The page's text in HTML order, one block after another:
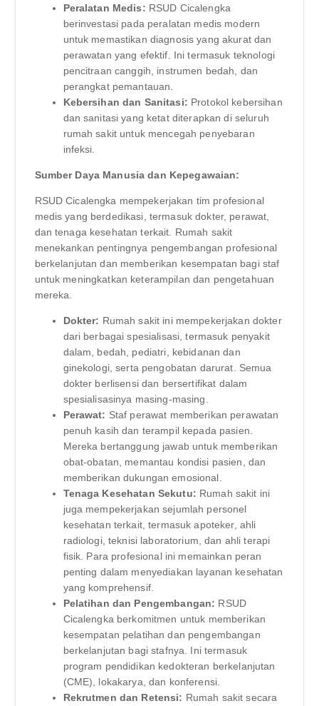
Peralatan Medis: RSUD Cicalengka
berinvestasi pada peralatan medis modern
untuk memastikan diagnosis yang akurat dan
perawatan yang efektif. Ini termasuk teknologi
pencitraan canggih, instrumen bedah, dan
perangkat pemantauan.
Kebersihan dan Sanitasi: Protokol kebersihan
dan sanitasi yang ketat diterapkan di seluruh
rumah sakit untuk mencegah penyebaran
infeksi.
Sumber Daya Manusia dan Kepegawaian:
RSUD Cicalengka mempekerjakan tim profesional
medis yang berdedikasi, termasuk dokter, perawat,
dan tenaga kesehatan terkait. Rumah sakit
menekankan pentingnya pengembangan profesional
berkelanjutan dan memberikan kesempatan bagi staf
untuk meningkatkan keterampilan dan pengetahuan
mereka.
Dokter: Rumah sakit ini mempekerjakan dokter
dari berbagai spesialisasi, termasuk penyakit
dalam, bedah, pediatri, kebidanan dan
ginekologi, serta pengobatan darurat. Semua
dokter berlisensi dan bersertifikat dalam
spesialisasinya masing-masing.
Perawat: Staf perawat memberikan perawatan
penuh kasih dan terampil kepada pasien.
Mereka bertanggung jawab untuk memberikan
obat-obatan, memantau kondisi pasien, dan
memberikan dukungan emosional.
Tenaga Kesehatan Sekutu: Rumah sakit ini
juga mempekerjakan sejumlah personel
kesehatan terkait, termasuk apoteker, ahli
radiologi, teknisi laboratorium, dan ahli terapi
fisik. Para profesional ini memainkan peran
penting dalam menyediakan layanan kesehatan
yang komprehensif.
Pelatihan dan Pengembangan: RSUD
Cicalengka berkomitmen untuk memberikan
kesempatan pelatihan dan pengembangan
berkelanjutan bagi stafnya. Ini termasuk
program pendidikan kedokteran berkelanjutan
(CME), lokakarya, dan konferensi.
Rekrutmen dan Retensi: Rumah sakit secara